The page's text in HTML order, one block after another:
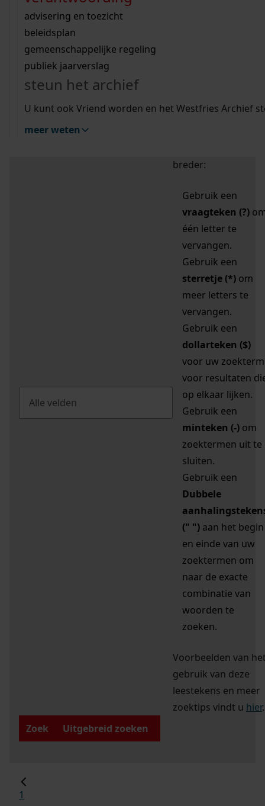
bouwvergunningen
omgevingsvergunningen
vergunningen
beeld en geluid
uitleg nodig?
Wij helpen u op weg met een aantal zoektips.
bekijk alle zoektips
Wij helpen u op weg met een aantal zoektips.
bekijk alle zoektips
bekijk ons geschiedenislokaal
advisering en toezicht
beleidsplan
gemeenschappelijke regeling
publiek jaarverslag
steun het archief
U kunt ook Vriend worden en het Westfries Archief
meer weten
zoektips
Mijn Studiezaal (inloggen)
uw zoekopdracht te
breder:
Gebruik een
vraagteken (?)
één letter te
vervangen.
Gebruik een
sterretje (*) om
meer letters te
vervangen.
Gebruik een
dollarteken ($)
voor uw zoekterm
voor resultaten
op elkaar lijken.
Gebruik een
minteken (-) om
zoektermen uit te
sluiten.
Gebruik een
Dubbele
(" ") aan het begin
en einde van uw
zoektermen om
naar de exacte
combinatie van
woorden te
zoeken.
Voorbeelden van
gebruik van deze
leestekens en meer
zoektips vindt u hier.
Zoek
Uitgebreid zoeken
1